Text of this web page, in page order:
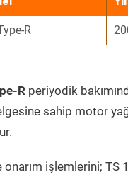
R
R periyodik
sahip motor
işlemlerini;